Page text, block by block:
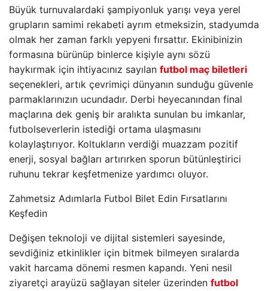
Büyük turnuvalardaki şampiyonluk yarışı veya yerel
grupların samimi rekabeti ayrım etmeksizin, stadyumda
olmak her zaman farklı yepyeni fırsattır. Ekinibinizin
formasına bürünüp binlerce kişiyle aynı sözü
haykırmak için ihtiyacınız sayılan futbol maç biletleri
seçenekleri, artık çevrimiçi dünyanın sunduğu güvenle
parmaklarınızın ucundadır. Derbi heyecanından final
maçlarına dek geniş bir aralıkta sunulan bu imkanlar,
futbolseverlerin istediği ortama ulaşmasını
kolaylaştırıyor. Koltukların verdiği muazzam pozitif
enerji, sosyal bağları artırırken sporun bütünleştirici
ruhunu tekrar keşfetmenize yardımcı oluyor.
Zahmetsiz Adımlarla Futbol Bilet Edin Fırsatlarını
Keşfedin
Değişen teknoloji ve dijital sistemleri sayesinde,
sevdiğiniz etkinlikler için bitmek bilmeyen sıralarda
vakit harcama dönemi resmen kapandı. Yeni nesil
ziyaretçi arayüzü sağlayan siteler üzerinden futbol